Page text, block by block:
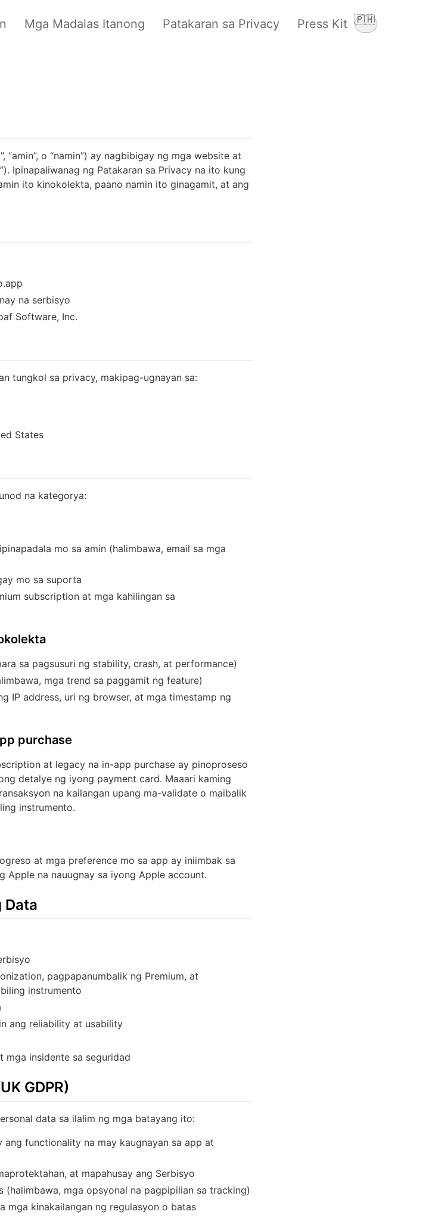
Mga Madalas Itanong Patakaran sa Privacy Press Kit 🇵🇭
Palitan ang
“amin”, o “namin”) ay nagbibigay ng mga website at
Ipinapaliwanag ng Patakaran sa Privacy na ito kung
ito kinokolekta, paano namin ito ginagamit, at ang
na serbisyo
Software, Inc.
tungkol sa privacy, makipag-ugnayan sa:
States
na kategorya:
mo sa amin (halimbawa, email sa mga
mo sa suporta
subscription at mga kahilingan sa
sa pagsusuri ng stability, crash, at performance)
mga trend sa paggamit ng feature)
IP address, uri ng browser, at mga timestamp ng
purchase
at legacy na in-app purchase ay pinoproseso
detalye ng iyong payment card. Maaari kaming
na kailangan upang ma-validate o maibalik
instrumento.
at mga preference mo sa app ay iniimbak sa
Apple na nauugnay sa iyong Apple account.
Data
pagpapanumbalik ng Premium, at
instrumento
ang reliability at usability
mga insidente sa seguridad
GDPR)
data sa ilalim ng mga batayang ito:
functionality na may kaugnayan sa app at
at mapahusay ang Serbisyo
(halimbawa, mga opsyonal na pagpipilian sa tracking)
mga kinakailangan ng regulasyon o batas